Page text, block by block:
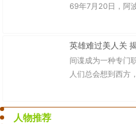
69年7月20日，阿
英雄难过美人关
间谍成为一种专门
人们总会想到西方
人物推荐